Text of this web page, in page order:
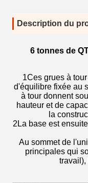
Description du
6 tonnes de
1Ces grues à
d'équilibre fixée au
à tour donnent
hauteur et de
la
2La base est
Au sommet de
principales qui
travail),